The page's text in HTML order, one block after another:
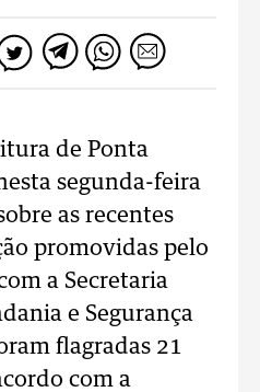
de Ponta
segunda-feira
as recentes
promovidas pelo
a Secretaria
e Segurança
flagradas 21
com a